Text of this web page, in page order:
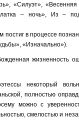
«Силуэт»,
– ночь», Из –
в процессе
«Изначально»).
некоторый
полностью
можно с
смелостью и